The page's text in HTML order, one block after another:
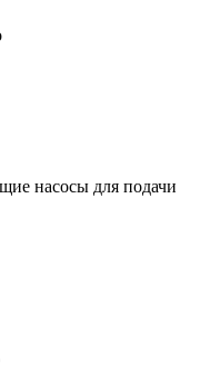
насосы для подачи